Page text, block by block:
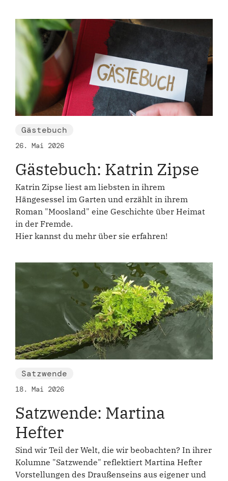
Gästebuch
26. Mai 2026
Gästebuch: Katrin Zipse
Katrin Zipse liest am liebsten in ihrem
Hängesessel im Garten und erzählt in ihrem
Roman "Moosland" eine Geschichte über Heimat
in der Fremde.
Hier kannst du mehr über sie erfahren!
Satzwende
18. Mai 2026
Satzwende: Martina
Hefter
Sind wir Teil der Welt, die wir beobachten? In ihrer
Kolumne "Satzwende" reflektiert Martina Hefter
Vorstellungen des Draußenseins aus eigener und